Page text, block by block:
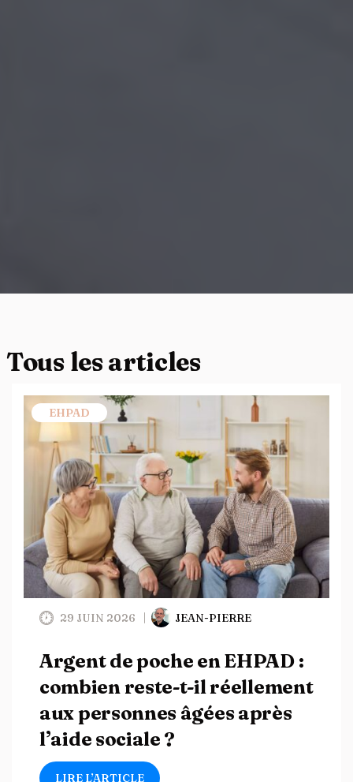
Tous les articles
EHPAD
29 JUIN 2026 JEAN-PIERRE
Argent de poche en EHPAD :
combien reste-t-il réellement
aux personnes âgées après
l’aide sociale ?
LIRE L’ARTICLE